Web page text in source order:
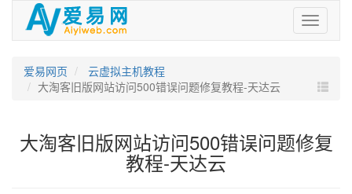
爱
易
爱易网页
云虚拟主机教程
大淘客旧版网站访问500错误问题修复教程-天达云
大淘客旧版网站访问500错误问题修复
教程-天达云